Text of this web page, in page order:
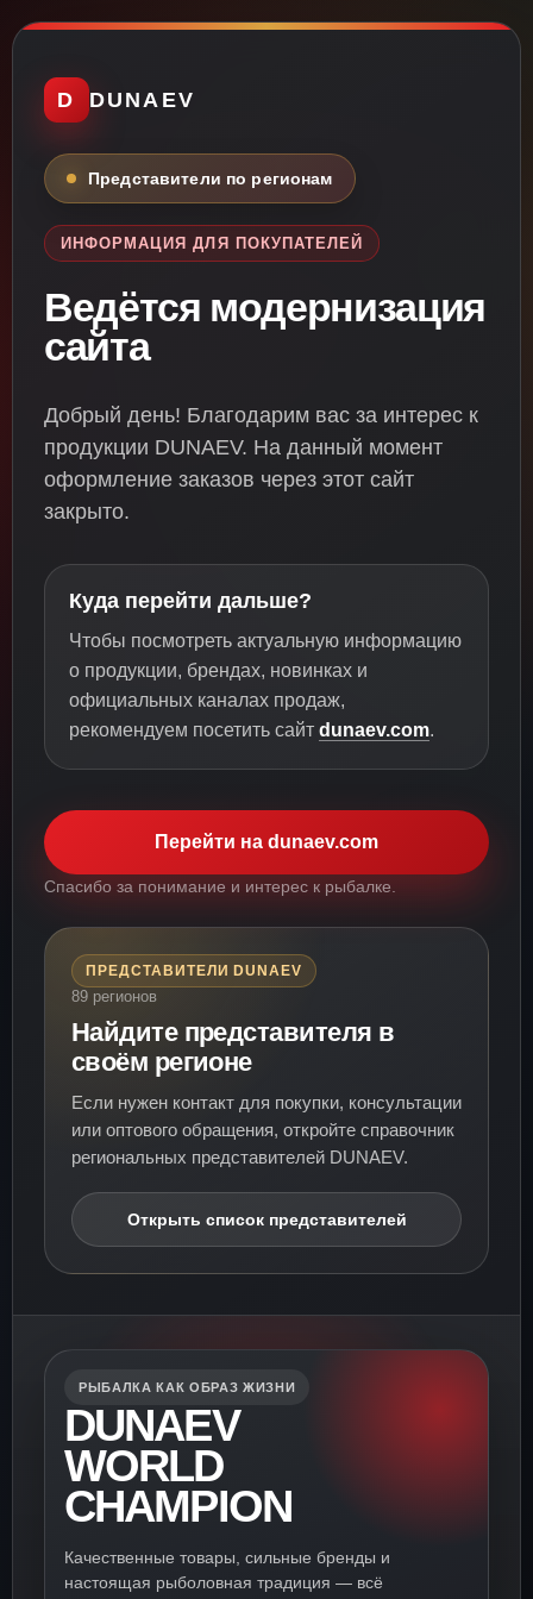
D DUNAEV
Представители по регионам
ИНФОРМАЦИЯ ДЛЯ ПОКУПАТЕЛЕЙ
Ведётся модернизация
сайта
Добрый день! Благодарим вас за интерес к
продукции DUNAEV. На данный момент
оформление заказов через этот сайт
закрыто.
Куда перейти дальше?
Чтобы посмотреть актуальную информацию
о продукции, брендах, новинках и
официальных каналах продаж,
рекомендуем посетить сайт dunaev.com.
Перейти на dunaev.com
Спасибо за понимание и интерес к рыбалке.
ПРЕДСТАВИТЕЛИ DUNAEV
89 регионов
Найдите представителя в
своём регионе
Если нужен контакт для покупки, консультации
или оптового обращения, откройте справочник
региональных представителей DUNAEV.
Открыть список представителей
РЫБАЛКА КАК ОБРАЗ ЖИЗНИ
DUNAEV
WORLD
CHAMPION
Качественные товары, сильные бренды и
настоящая рыболовная традиция — всё